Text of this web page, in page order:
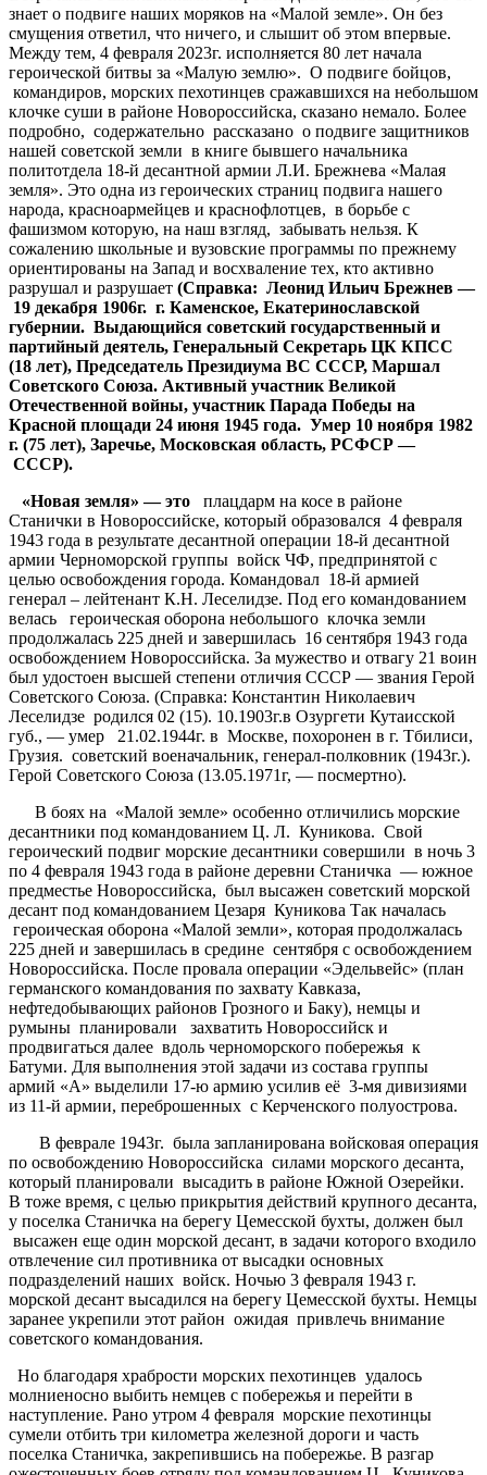
знает о подвиге наших моряков на «Малой земле». Он без
смущения ответил, что ничего, и слышит об этом впервые.
Между тем, 4 февраля 2023г. исполняется 80 лет начала
героической битвы за «Малую землю». О подвиге бойцов,
командиров, морских пехотинцев сражавшихся на небольшом
клочке суши в районе Новороссийска, сказано немало. Более
подробно, содержательно рассказано о подвиге защитников
нашей советской земли в книге бывшего начальника
политотдела 18-й десантной армии Л.И. Брежнева «Малая
земля». Это одна из героических страниц подвига нашего
народа, красноармейцев и краснофлотцев, в борьбе с
фашизмом которую, на наш взгляд, забывать нельзя. К
сожалению школьные и вузовские программы по прежнему
ориентированы на Запад и восхваление тех, кто активно
разрушал и разрушает (Справка: Леонид Ильич Брежнев —
19 декабря 1906г. г. Каменское, Екатеринославской
губернии. Выдающийся советский государственный и
партийный деятель, Генеральный Секретарь ЦК КПСС
(18 лет), Председатель Президиума ВС СССР, Маршал
Советского Союза. Активный участник Великой
Отечественной войны, участник Парада Победы на
Красной площади 24 июня 1945 года. Умер 10 ноября 1982
г. (75 лет), Заречье, Московская область, РСФСР —
СССР).
«Новая земля» — это плацдарм на косе в районе
Станички в Новороссийске, который образовался 4 февраля
1943 года в результате десантной операции 18-й десантной
армии Черноморской группы войск ЧФ, предпринятой с
целью освобождения города. Командовал 18-й армией
генерал – лейтенант К.Н. Леселидзе. Под его командованием
велась героическая оборона небольшого клочка земли
продолжалась 225 дней и завершилась 16 сентября 1943 года
освобождением Новороссийска. За мужество и отвагу 21 воин
был удостоен высшей степени отличия СССР — звания Герой
Советского Союза. (Справка: Константин Николаевич
Леселидзе родился 02 (15). 10.1903г.в Озургети Кутаисской
губ., — умер 21.02.1944г. в Москве, похоронен в г. Тбилиси,
Грузия. советский военачальник, генерал-полковник (1943г.).
Герой Советского Союза (13.05.1971г, — посмертно).
В боях на «Малой земле» особенно отличились морские
десантники под командованием Ц. Л. Куникова. Свой
героический подвиг морские десантники совершили в ночь 3
по 4 февраля 1943 года в районе деревни Станичка — южное
предместье Новороссийска, был высажен советский морской
десант под командованием Цезаря Куникова Так началась
героическая оборона «Малой земли», которая продолжалась
225 дней и завершилась в средине сентября с освобождением
Новороссийска. После провала операции «Эдельвейс» (план
германского командования по захвату Кавказа,
нефтедобывающих районов Грозного и Баку), немцы и
румыны планировали захватить Новороссийск и
продвигаться далее вдоль черноморского побережья к
Батуми. Для выполнения этой задачи из состава группы
армий «А» выделили 17-ю армию усилив её 3-мя дивизиями
из 11-й армии, переброшенных с Керченского полуострова.
В феврале 1943г. была запланирована войсковая операция
по освобождению Новороссийска силами морского десанта,
который планировали высадить в районе Южной Озерейки.
В тоже время, с целью прикрытия действий крупного десанта,
у поселка Станичка на берегу Цемесской бухты, должен был
высажен еще один морской десант, в задачи которого входило
отвлечение сил противника от высадки основных
подразделений наших войск. Ночью 3 февраля 1943 г.
морской десант высадился на берегу Цемесской бухты. Немцы
заранее укрепили этот район ожидая привлечь внимание
советского командования.
Но благодаря храбрости морских пехотинцев удалось
молниеносно выбить немцев с побережья и перейти в
наступление. Рано утром 4 февраля морские пехотинцы
сумели отбить три километра железной дороги и часть
поселка Станичка, закрепившись на побережье. В разгар